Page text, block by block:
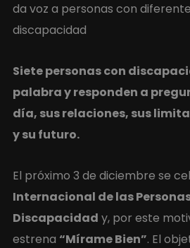
da voz a personas con
discapacidad
Siete personas con
palabra y responden a
día, sus relaciones, sus
y su futuro.
El próximo 3 de diciembre se
Internacional de las
Discapacidad y, por este
estrena “Mírame Bien”. El